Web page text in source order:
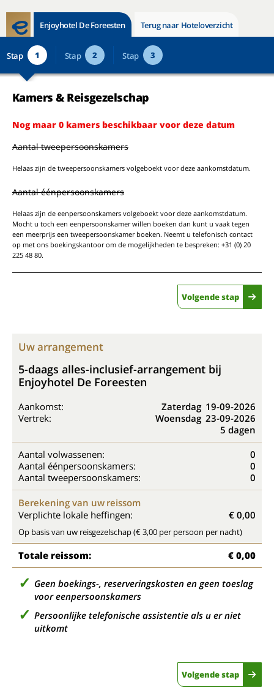
Enjoyhotel De Foreesten Terug naar Hoteloverzicht
Stap 1 Stap 2 Stap 3
Kamers & Reisgezelschap
Nog maar 0 kamers beschikbaar voor deze datum
Aantal tweepersoonskamers
Helaas zijn de tweepersoonskamers volgeboekt voor deze aankomstdatum.
Aantal éénpersoonskamers
Helaas zijn de eenpersoonskamers volgeboekt voor deze aankomstdatum.
Mocht u toch een eenpersoonskamer willen boeken dan kunt u vaak tegen
een meerprijs een tweepersoonskamer boeken. Neemt u telefonisch contact
op met ons boekingskantoor om de mogelijkheden te bespreken: +31 (0) 20
225 48 80.
Volgende stap
Uw arrangement
5-daags alles-inclusief-arrangement bij
Enjoyhotel De Foreesten
Aankomst: Zaterdag 19-09-2026
Vertrek:
Woensdag 23-09-2026
5 dagen
Aantal volwassenen:
0
Aantal éénpersoonskamers:
0
Aantal tweepersoonskamers:
0
Berekening van uw reissom
Verplichte lokale heffingen:
€ 0,00
Op basis van uw reisgezelschap (€ 3,00 per persoon per nacht)
Totale reissom: € 0,00
Geen boekings-, reserveringskosten en geen toeslag
voor eenpersoonskamers
Persoonlijke telefonische assistentie als u er niet
uitkomt
Volgende stap